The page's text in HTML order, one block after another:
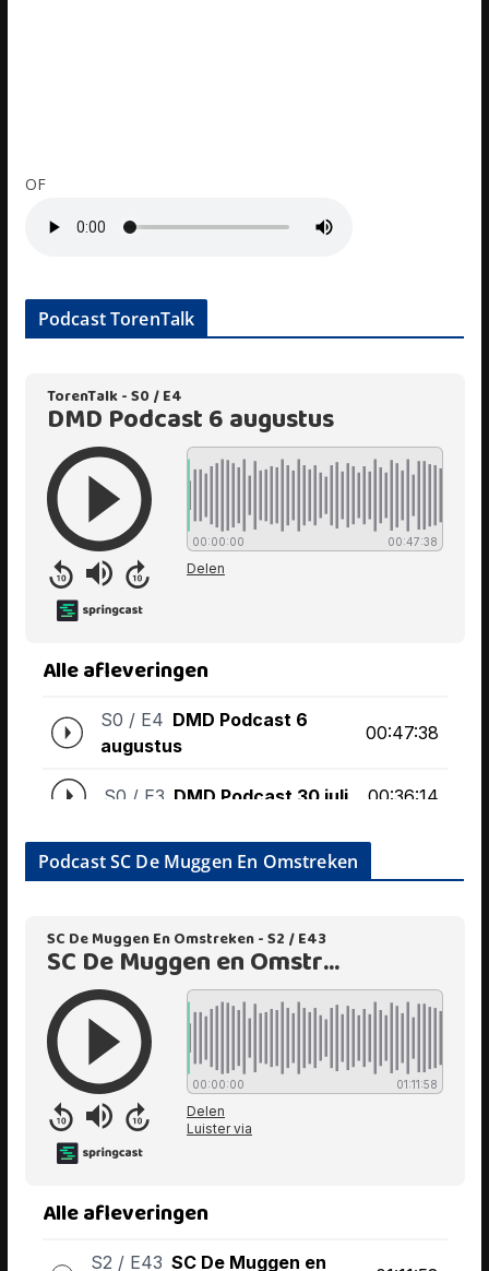
OF
Podcast TorenTalk
Podcast SC De Muggen En Omstreken